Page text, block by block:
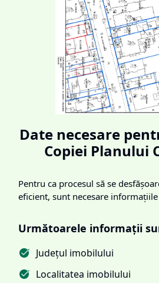
Date necesare
Copiei Planului
Pentru ca procesul să se
eficient, sunt necesare
Următoarele informații
Județul imobilului
Localitatea imobilului